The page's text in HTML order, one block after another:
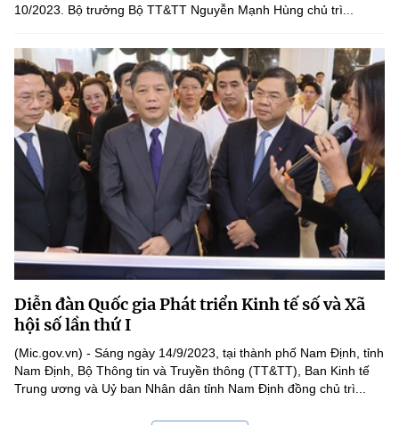
10/2023. Bộ trưởng Bộ TT&TT Nguyễn Mạnh Hùng chủ trì...
Diễn đàn Quốc gia Phát triển Kinh tế số và Xã
hội số lần thứ I
(Mic.gov.vn) - Sáng ngày 14/9/2023, tại thành phố Nam Định, tỉnh
Nam Định, Bộ Thông tin và Truyền thông (TT&TT), Ban Kinh tế
Trung ương và Uỷ ban Nhân dân tỉnh Nam Định đồng chủ trì...